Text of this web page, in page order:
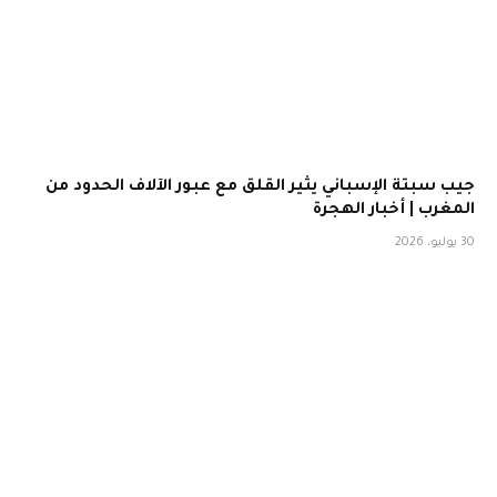
جيب سبتة الإسباني يثير القلق مع عبور الآلاف الحدود من
المغرب | أخبار الهجرة
30 يوليو، 2026